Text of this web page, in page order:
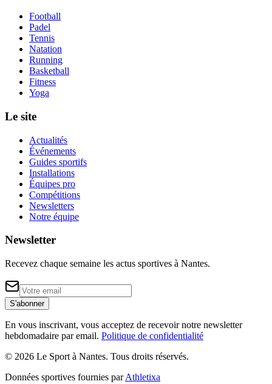
Football
Padel
Tennis
Natation
Running
Basketball
Fitness
Yoga
Le site
Actualités
Événements
Guides sportifs
Installations
Équipes pro
Compétitions
Newsletters
Notre équipe
Newsletter
Recevez chaque semaine les actus sportives à Nantes.
S'abonner
En vous inscrivant, vous acceptez de recevoir notre newsletter
hebdomadaire par email. Politique de confidentialité
© 2026 Le Sport à Nantes. Tous droits réservés.
Données sportives fournies par Athletixa